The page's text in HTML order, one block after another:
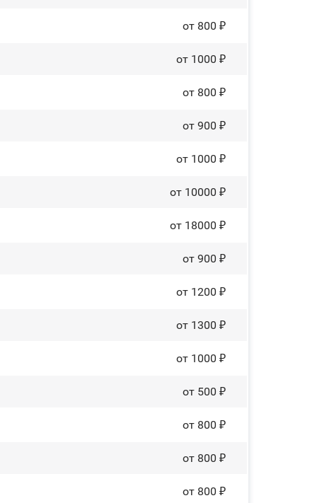
от 800 ₽
от 1000 ₽
от 800 ₽
от 900 ₽
от 1000 ₽
от 10000 ₽
от 18000 ₽
от 900 ₽
от 1200 ₽
от 1300 ₽
от 1000 ₽
от 500 ₽
от 800 ₽
от 800 ₽
от 800 ₽